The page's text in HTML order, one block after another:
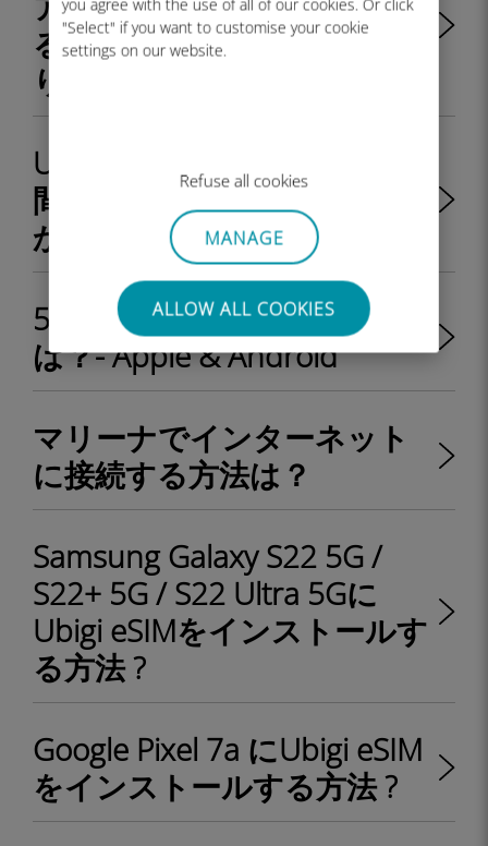
you agree with the use of all of our cookies. Or click
"Select" if you want to customise your cookie
settings on our website.
Refuse all cookies
MANAGE
ALLOW ALL COOKIES
るたびに QR コードを受け取
りますか?
Ubigiデータプランの有効期
間はいつから始まります
か？
5G通信を無効化する方法
は？- Apple & Android
マリーナでインターネット
に接続する方法は？
Samsung Galaxy S22 5G /
S22+ 5G / S22 Ultra 5Gに
Ubigi eSIMをインストールす
る方法 ?
Google Pixel 7a にUbigi eSIM
をインストールする方法 ?